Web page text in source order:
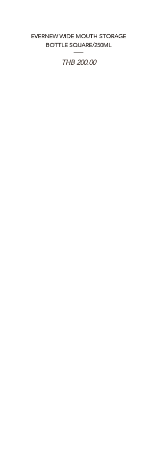
EVERNEW WIDE MOUTH STORAGE
BOTTLE SQUARE/250ML
価格
THB 200.00